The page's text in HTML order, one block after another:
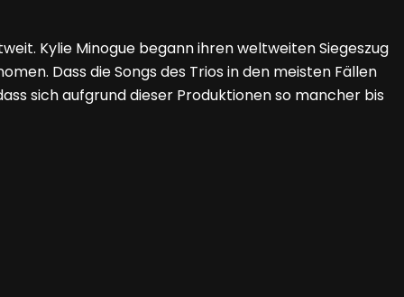
Kylie Minogue begann ihren weltweiten Siegeszug
Dass die Songs des Trios in den meisten Fällen
sich aufgrund dieser Produktionen so mancher bis